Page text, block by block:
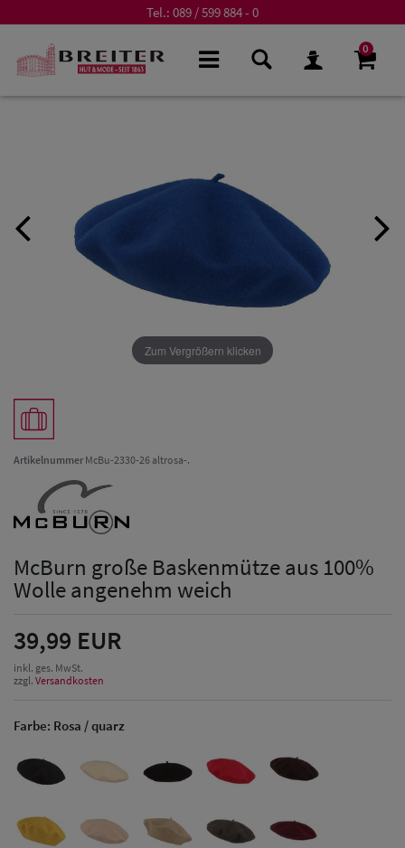
Tel.: 089 / 599 884 - 0
0
Herren Caps
Zum Vergrößern klicken
ArtikelnummerMcBu-2330-26 altrosa-.
McBurn große Baskenmütze aus 100%
Wolle angenehm weich
39,99 EUR
inkl. ges. MwSt.
zzgl. Versandkosten
Farbe: Rosa / quarz